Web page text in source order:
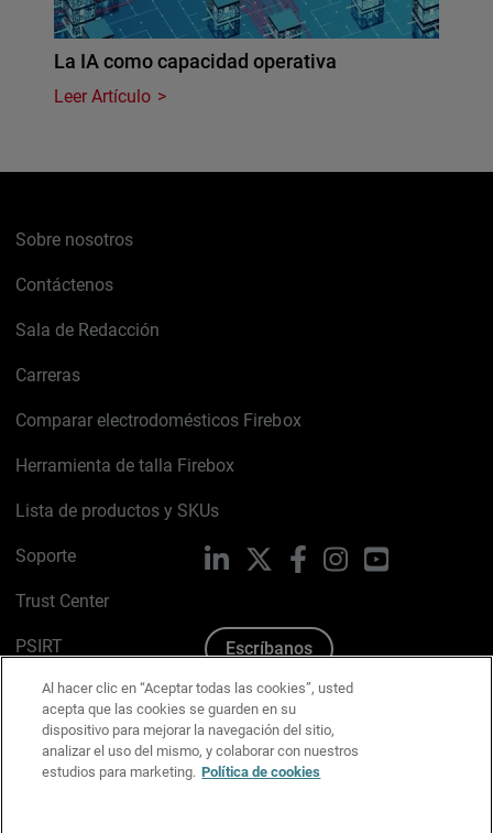
La IA como capacidad operativa
Leer Artículo
Sobre nosotros
Contáctenos
Sala de Redacción
Carreras
Comparar electrodomésticos Firebox
Herramienta de talla Firebox
Lista de productos y SKUs
Soporte
Trust Center
PSIRT
Política de cookies
Política de privacidad
Kit de medios y marca
LinkedIn FacebookInstagramYouTube
Escríbanos
Al hacer clic en “Aceptar todas las cookies”, usted
acepta que las cookies se guarden en su
dispositivo para mejorar la navegación del sitio,
analizar el uso del mismo, y colaborar con nuestros
estudios para marketing. Política de cookies